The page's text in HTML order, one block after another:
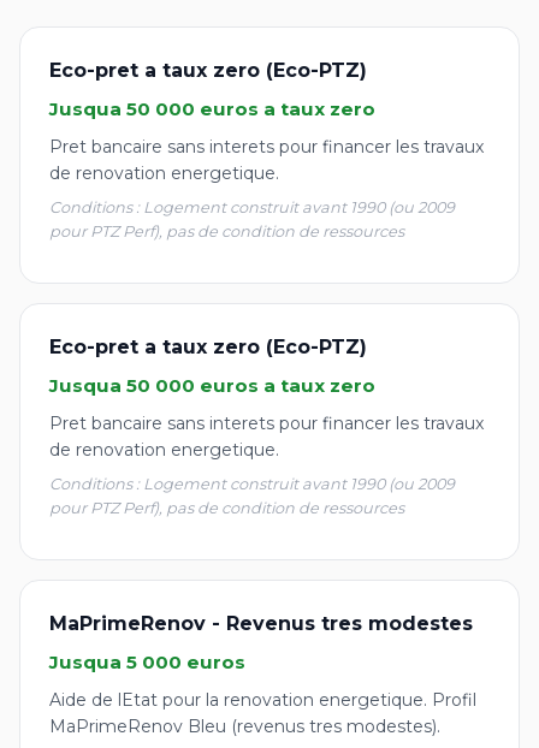
Eco-pret a taux zero (Eco-PTZ)
Jusqua 50 000 euros a taux zero
Pret bancaire sans interets pour financer les travaux
de renovation energetique.
Conditions : Logement construit avant 1990 (ou 2009
pour PTZ Perf), pas de condition de ressources
Eco-pret a taux zero (Eco-PTZ)
Jusqua 50 000 euros a taux zero
Pret bancaire sans interets pour financer les travaux
de renovation energetique.
Conditions : Logement construit avant 1990 (ou 2009
pour PTZ Perf), pas de condition de ressources
MaPrimeRenov - Revenus tres modestes
Jusqua 5 000 euros
Aide de lEtat pour la renovation energetique. Profil
MaPrimeRenov Bleu (revenus tres modestes).